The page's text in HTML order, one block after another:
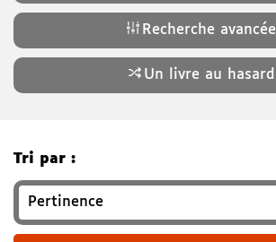
Recherche avancée
Un livre au hasard
Tri par :